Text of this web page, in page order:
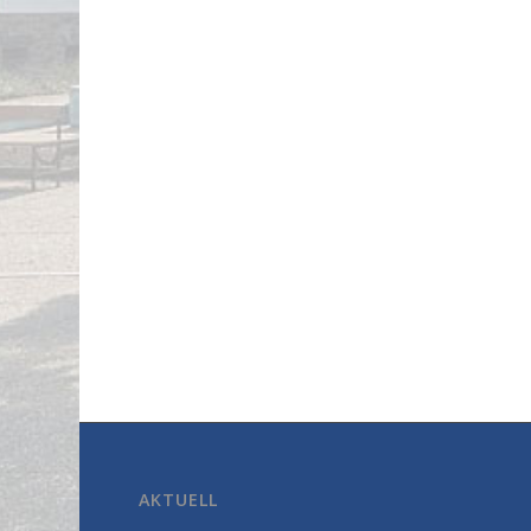
AKTUELL